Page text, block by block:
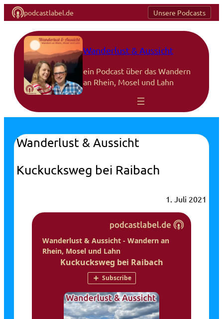
podcastlabel.de Unsere Podcasts
Wanderlust & Aussicht
ein Podcast über das Wandern
an Rhein, Mosel und Lahn
Wanderlust & Aussicht
Kuckucksweg bei Raibach
1. Juli 2021